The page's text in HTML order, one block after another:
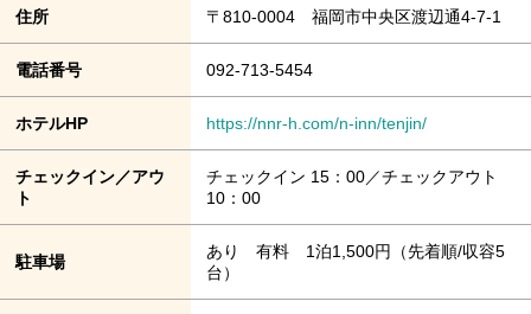
住所 〒810-0004 福岡市中央区渡辺通4-7-1
電話番号 092-713-5454
ホテルHP https://nnr-h.com/n-inn/tenjin/
チェックイン／アウ
ト
チェックイン 15：00／チェックアウト
10：00
駐車場
あり 有料 1泊1,500円（先着順/収容5
台）